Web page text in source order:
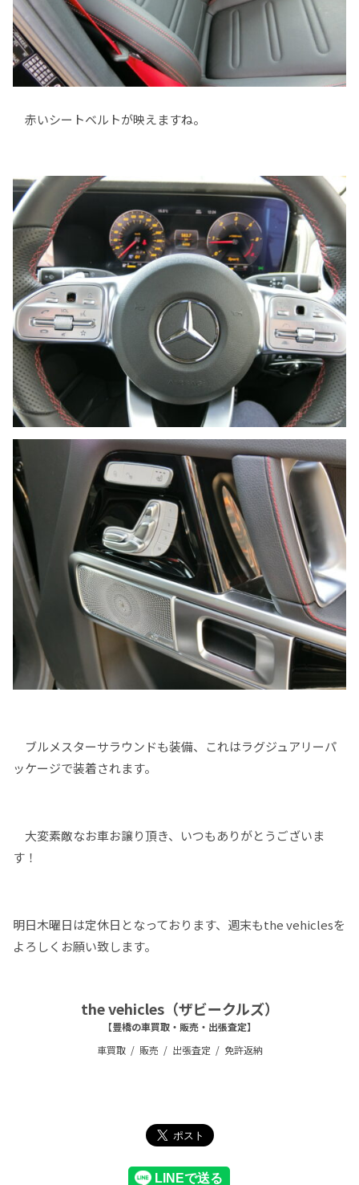
赤いシートベルトが映えますね。
ブルメスターサラウンドも装備、これはラグジュアリーパ
ッケージで装着されます。
大変素敵なお車お譲り頂き、いつもありがとうございま
す！
明日木曜日は定休日となっております、週末もthe vehiclesを
よろしくお願い致します。
the vehicles（ザビークルズ）
【豊橋の車買取・販売・出張査定】
車買取
販売 出張査定 免許返納